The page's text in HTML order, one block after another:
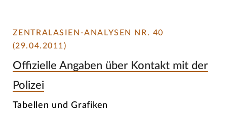
ZENTRALASIEN-ANALYSEN NR. 40
(29.04.2011)
Offizielle Angaben über Kontakt mit der
Polizei
Tabellen und Grafiken